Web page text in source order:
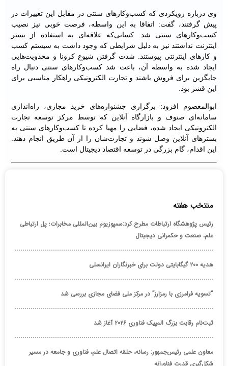
وی درباره رویکردی که کسب‌وکارهای سنتی در مقابل این تغییرات در
پیش گرفتند، گفت: اتفاقا به این واسطه، فرصت خوبی نیز نصیب
کسب‌وکارهای سنتی شد. کسانی‌که علاقه‌ای به استفاده از بستر
اینترنت نداشتند نیز به دلیل شرایطی که وجود داشت به سیستم کسب
و کارهای اینترنتی پیوستند. شدت گرفتن شیوع کرونا و محدویت‌هایی
ایجاد شده به واسطه آن، باعث شد کسب‌وکارهای سنتی دنبال راه
جایگزین برای فروش باشند و تجارت الکترونیکی راهکار مناسبی برای
این قشر بود.
ابوالمعصوم افزود: برگزاری جشنواره‌های خرید مجازی، راه‌اندازی
سامانه‌ای صنوف و بازارگاه آنلاین که توسط مرکز توسعه تجارت
الکترونیکی ایجاد شده، فضایی را مهیا کرده تا کسب‌وکارهای سنتی به
بسترهای آنلاین وصل شوند و تجارت‌شان را از آن طریق انجام دهند.
این اقدام، گام بزرگی در توسعه اقتصاد دیجیتال است.
منتخب هفته
رئیس پژوهشگاه ارتباطات مطرح کرد:سمپوزیوم بین‌المللی مخابرات؛ پل ارتباطی
علم، صنعت و حکمرانی دیجیتال
هدیه ۲۰۰ گیگابایتی دولت برای خبرنگاران ایرانسلی
“تسویه فرامرزی با رمزارز” در مرکز ملی فضای مجازی بررسی شد
ثبت‌نام رقابت بزرگ المپیک فناوری ۲۰۲۶ آغاز شد
معاون علمی رئیس‌جمهور: رسانه، حلقه اتصال علم، فناوری و جامعه در مسیر
شکل‌گیری قدرت فناورانه